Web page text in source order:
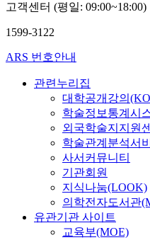
고객센터 (평일: 09:00~18:00)
1599-3122
ARS 번호안내
관련누리집
대학공개강의
학술정보통계시
외국학술지지원
학술관계분석서
사서커뮤니티
기관회원
지식나눔(LOOK)
의학전자도서관
유관기관 사이트
교육부(MOE)